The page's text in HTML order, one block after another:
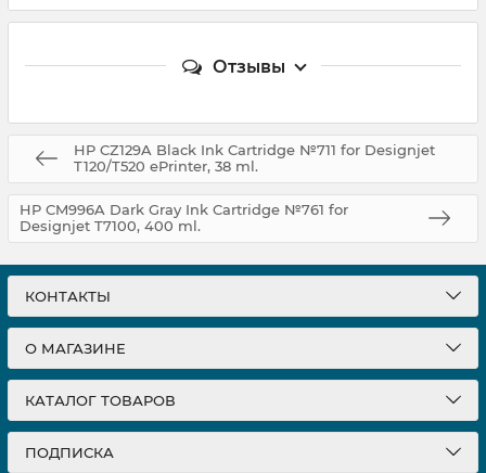
Отзывы
HP CZ129A Black Ink Cartridge №711 for Designjet
T120/T520 ePrinter, 38 ml.
HP CM996A Dark Gray Ink Cartridge №761 for
Designjet T7100, 400 ml.
КОНТАКТЫ
О МАГАЗИНЕ
КАТАЛОГ ТОВАРОВ
ПОДПИСКА